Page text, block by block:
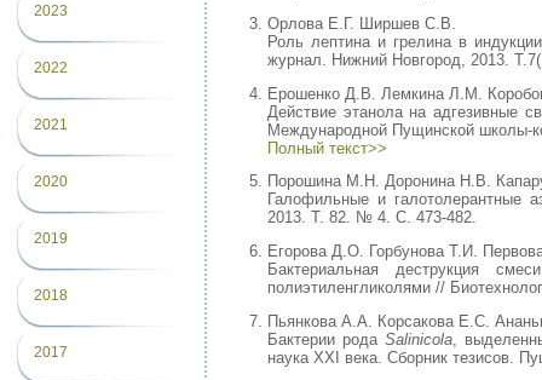
2023
2022
2021
2020
2019
2018
2017
Орлова Е.Г. Ширшев С.В.
Роль лептина и грелина в
журнал. Нижний Новгород, 2013.
Ерошенко Д.В. Лемкина Л.М.
Действие этанола на адгезивные
Международной Пущинской школы-
Полный текст>>
Порошина М.Н. Доронина Н.В.
Галофильные и галотолерантные
2013. Т. 82. № 4. С. 473-482.
Егорова Д.О. Горбунова Т.И.
Бактериальная деструкция
полиэтиленгликолями //
Пьянкова А.А. Корсакова Е.С.
Бактерии рода Salinicola,
наука XXI века. Сборник тезисов.